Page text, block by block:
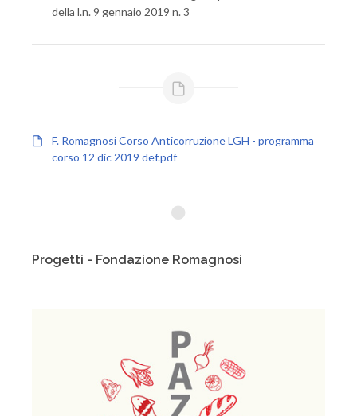
della l.n. 9 gennaio 2019 n. 3
F. Romagnosi Corso Anticorruzione LGH - programma
corso 12 dic 2019 def.pdf
Progetti - Fondazione Romagnosi